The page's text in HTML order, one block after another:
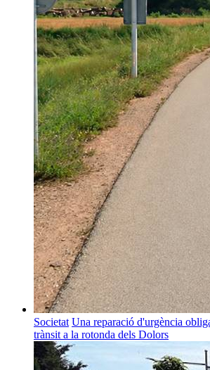
Societat Una reparació d'urgència
trànsit a la rotonda dels Dolors